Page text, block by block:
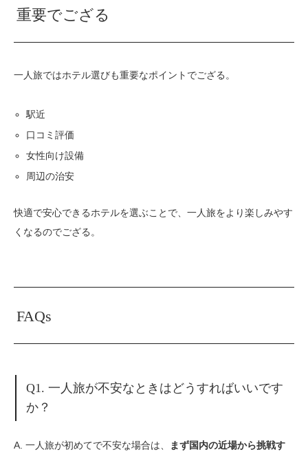
重要でござる
一人旅ではホテル選びも重要なポイントでござる。
駅近
口コミ評価
女性向け設備
周辺の治安
快適で安心できるホテルを選ぶことで、一人旅をより楽しみやす
くなるのでござる。
FAQs
Q1. 一人旅が不安なときはどうすればいいです
か？
A. 一人旅が初めてで不安な場合は、
まず国内の近場から挑戦す